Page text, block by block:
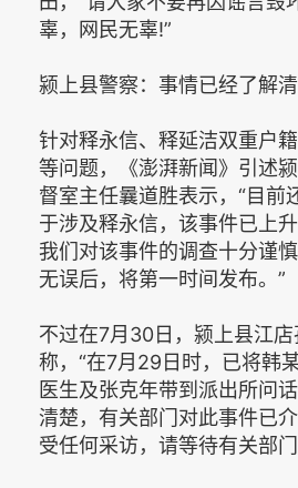
辜，网民无辜!”
颍上县警察：事情已经了解
针对释永信、释延洁双重户
等问题，《澎湃新闻》引述
督室主任曩道胜表示，“目前
于涉及释永信，该事件已上
我们对该事件的调查十分谨
无误后，将第一时间发布。”
不过在7月30日，颍上县江
称，“在7月29日时，已将韩
医生及张克年带到派出所问
清楚，有关部门对此事件已
受任何采访，请等待有关部